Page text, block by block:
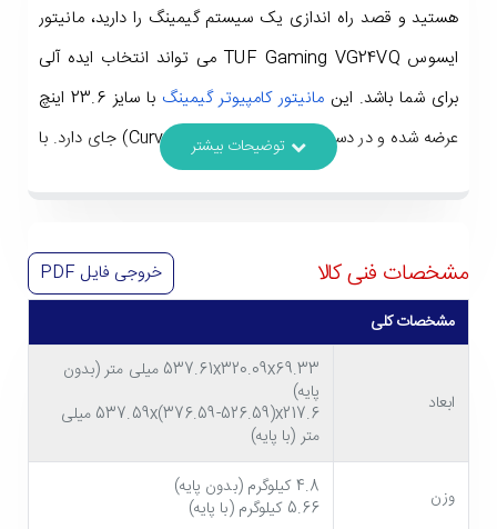
هستید و قصد راه اندازی یک سیستم گیمینگ را دارید، مانیتور
ایسوس TUF Gaming VG24VQ می تواند انتخاب ایده آلی
برای شما باشد. اینمانیتور کامپیوتر گیمینگ
با سایز 23.6 اینچ
عرضه شده و در دسته مانیتورهای خمیده (Curved) جای دارد. با
ایسوس Asus TUF Gaming VG24VQ از نرخ تازه سازی و
زمان پاسخدهی ایده آلی برخوردار است و عملکردی روان و سریع
در نمایش تصاویر را ارائه می دهد. برای آشنایی بیشتر با ویژگی
های این مانیتور گیمینگ با ما تا انتهای متن همراه باشید.
مشخصات فنی کالا خروجی فایل
مشخصات کلی
ابعاد
537.61x320.09x69.33 میلی متر (بدون
پایه)
537.59x(376.59-526.59)x217.6 میلی
متر (با پایه)
وزن
4.8 کیلوگرم (بدون پایه)
5.66 کیلوگرم (با پایه)